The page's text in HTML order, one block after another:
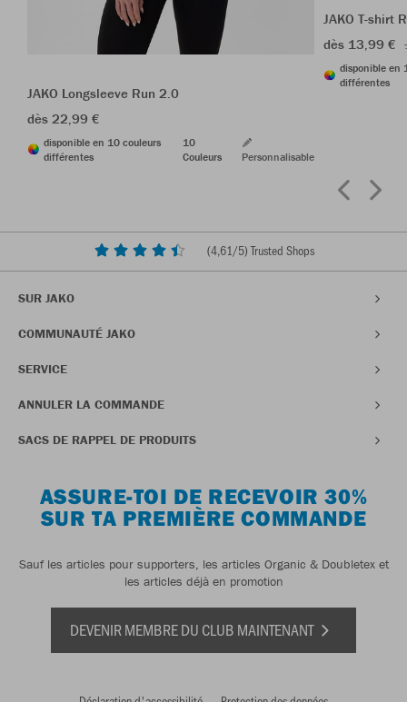
JAKO Longsleeve Run 2.0
dès 22,99 €
disponible en 10 couleurs
différentes
10
Couleurs
Personnalisable
JAKO T-shirt
dès 13,99 €
disponible en
différentes
(4,61/5) Trusted Shops
SUR JAKO
COMMUNAUTÉ JAKO
SERVICE
ANNULER LA COMMANDE
SACS DE RAPPEL DE PRODUITS
ASSURE-TOI DE RECEVOIR 30%
SUR TA PREMIÈRE COMMANDE
Sauf les articles pour supporters, les articles Organic & Doubletex et
les articles déjà en promotion
DEVENIR MEMBRE DU CLUB MAINTENANT